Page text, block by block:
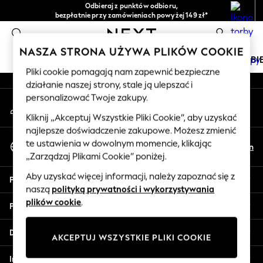
Odbieraj z punktów odbioru,
bezpłatnie przy zamówieniach powyżej 149 zł*
Łatwe zwroty*
0
HOLIDAY SHOP
Women's Holiday Shop
All Swimwear
All Beachwear
Bags & Accessories
Beach Dresses & Kaftans
Dresses
Flip Flops
Sliders
Jumpsuits & Playsuits
Sandals
Shorts
An error occurred on client
Nasze media społecznościowe
Moje konto
Zaloguj się na swoje konto
Wybierz Język
Polski
En
Pomoc
Prywatność i zasady prawne
Działy
Inne usługi
NASZA STRONA UŻYWA PLIKÓW COOKIE
Pliki cookie pomagają nam zapewnić bezpieczne
działanie naszej strony, stale ją ulepszać i
personalizować Twoje zakupy.
Kliknij „Akceptuj Wszystkie Pliki Cookie”, aby uzyskać
najlepsze doświadczenie zakupowe. Możesz zmienić
te ustawienia w dowolnym momencie, klikając
„Zarządzaj Plikami Cookie” poniżej.
Aby uzyskać więcej informacji, należy zapoznać się z
naszą polityką prywatności i wykorzystywania
plików cookie.
AKCEPTUJ WSZYSTKIE PLIKI COOKIE